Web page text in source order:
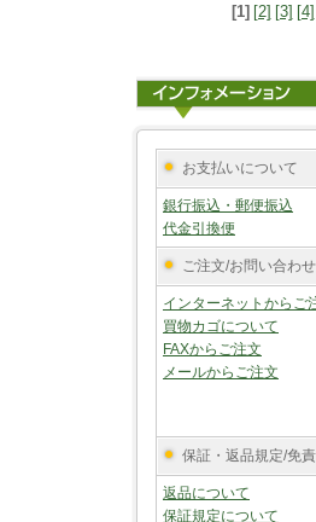
[1] [2] [3] [4]
お支払いについて
銀行振込・郵便振込
代金引換便
ご注文/お問い合わせ
インターネットからご
買物カゴについて
FAXからご注文
メールからご注文
保証・返品規定/免
返品について
保証規定について